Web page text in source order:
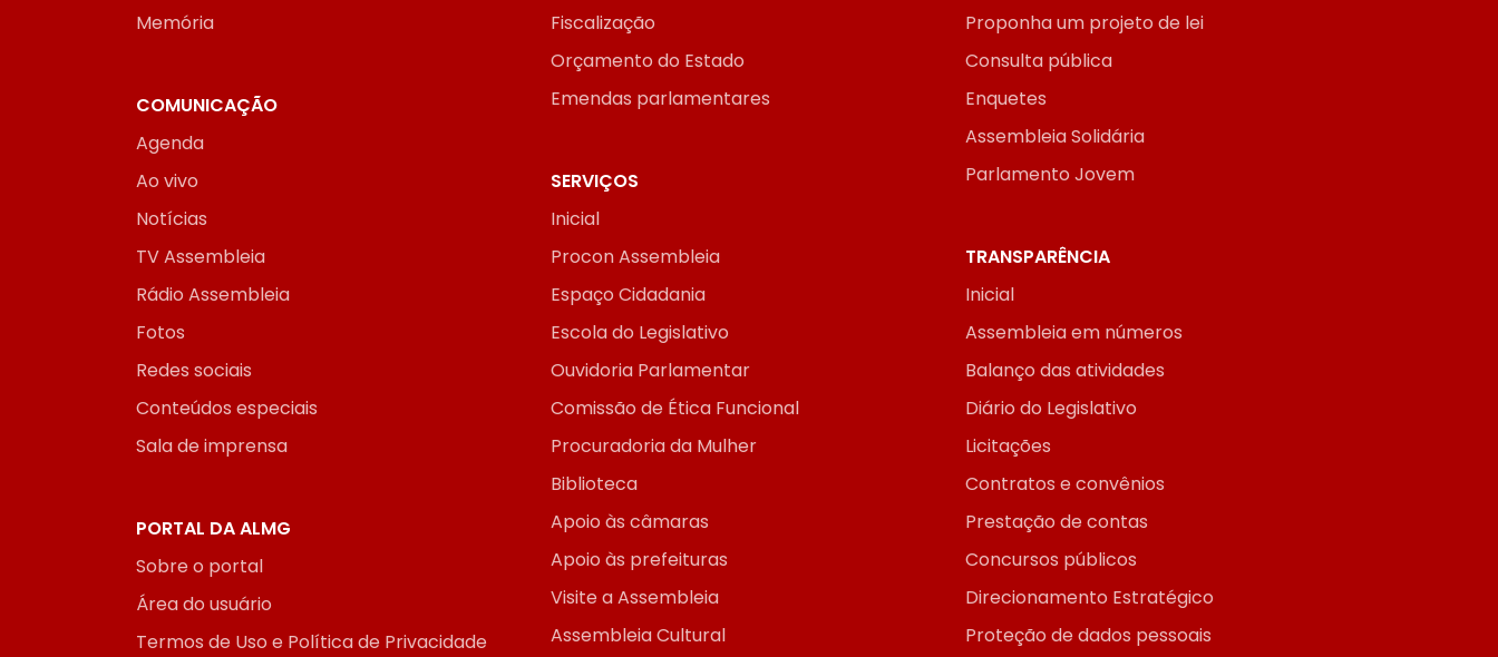
Memória
Fiscalização
Orçamento do Estado
Emendas parlamentares
Proponha um projeto de lei
Consulta pública
Enquetes
Assembleia Solidária
Parlamento Jovem
COMUNICAÇÃO
Agenda
Ao vivo
Notícias
TV Assembleia
Rádio Assembleia
Fotos
Redes sociais
Conteúdos especiais
Sala de imprensa
SERVIÇOS
Inicial
Procon Assembleia
Espaço Cidadania
Escola do Legislativo
Ouvidoria Parlamentar
Comissão de Ética Funcional
Procuradoria da Mulher
Biblioteca
Apoio às câmaras
Apoio às prefeituras
Visite a Assembleia
Assembleia Cultural
TRANSPARÊNCIA
Inicial
Assembleia em números
Balanço das atividades
Diário do Legislativo
Licitações
Contratos e convênios
Prestação de contas
Concursos públicos
Direcionamento Estratégico
Proteção de dados pessoais
PORTAL DA ALMG
Sobre o portal
Área do usuário
Termos de Uso e Política de Privacidade